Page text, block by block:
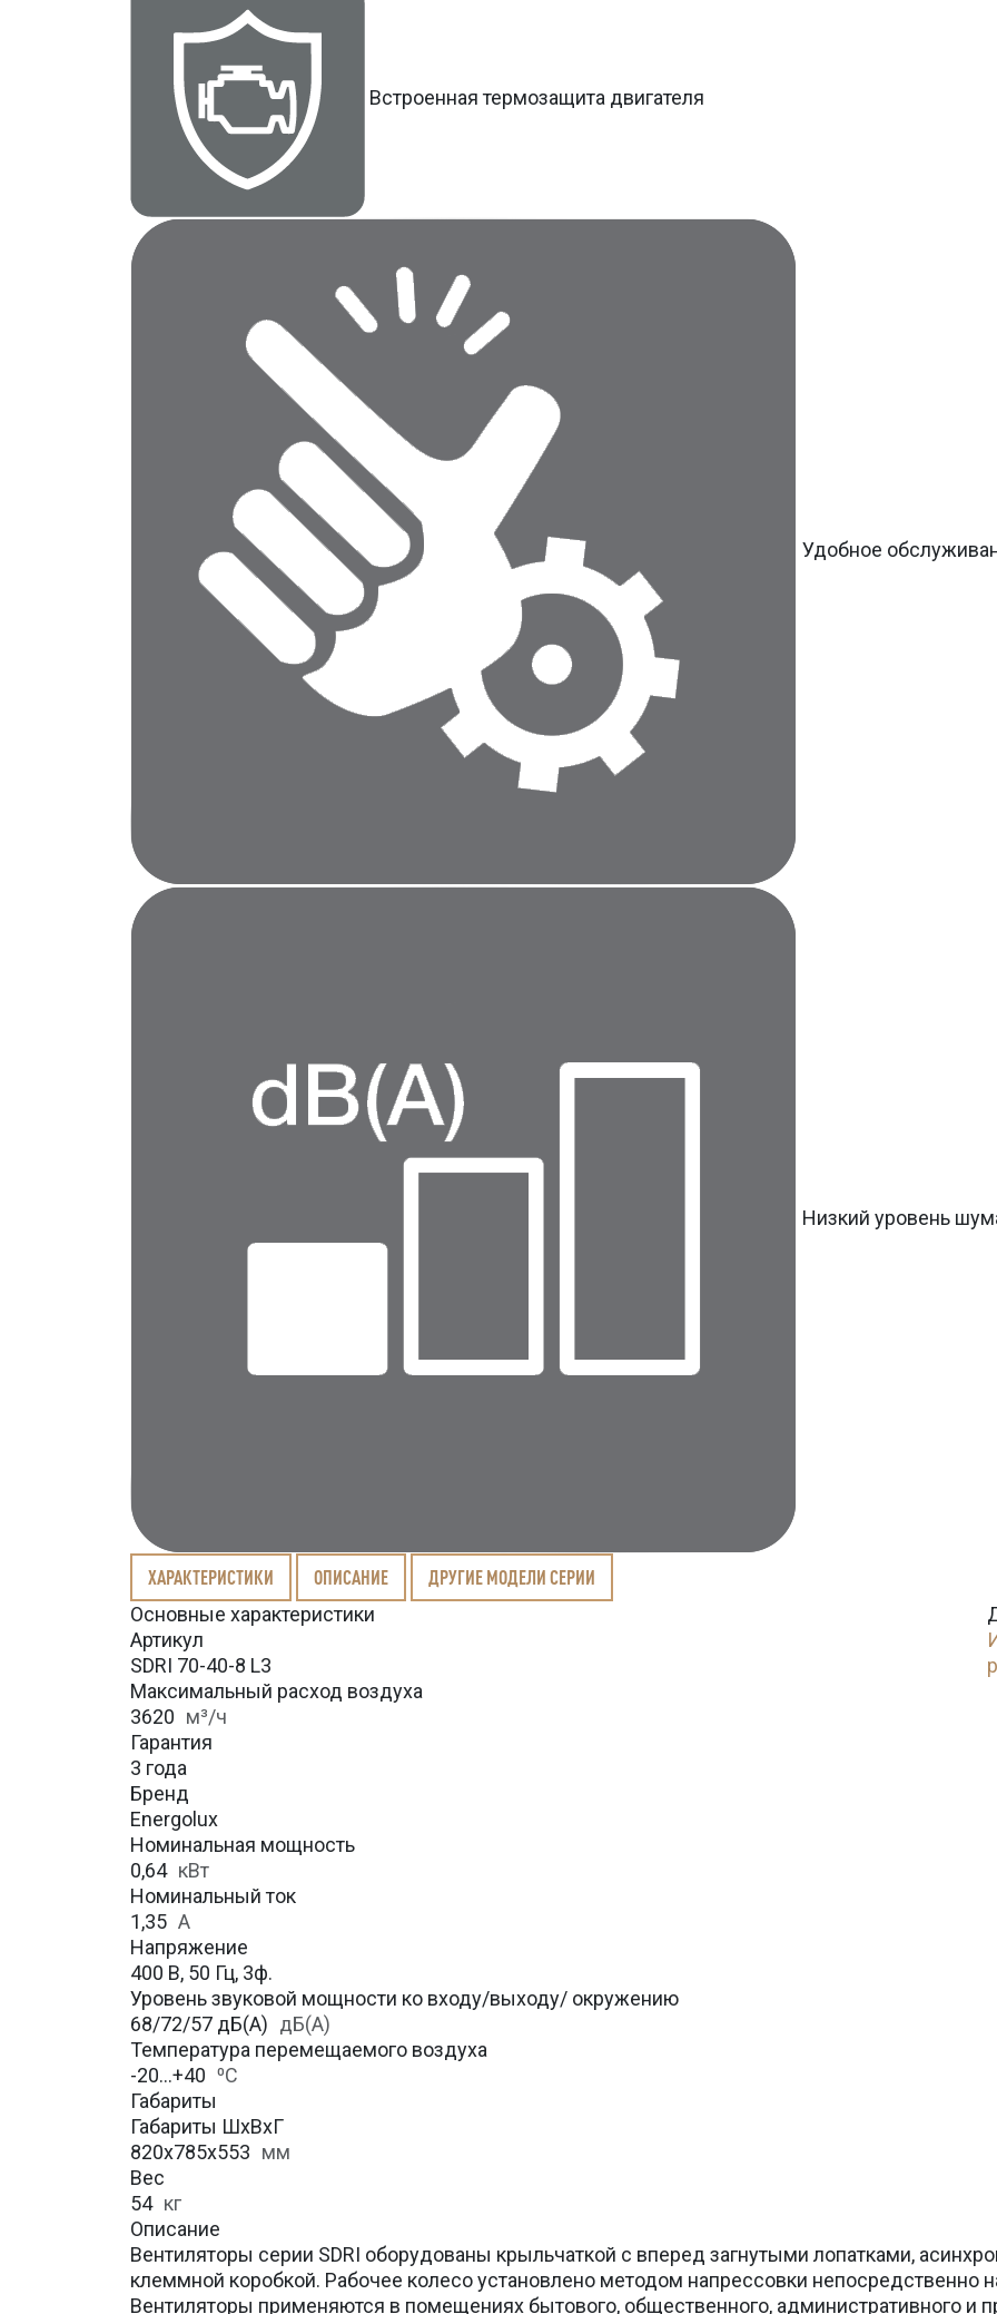
Встроенная термозащита двигателя
Удобное
Низкий уровень
ХАРАКТЕРИСТИКИ ОПИСАНИЕ ДРУГИЕ МОДЕЛИ СЕРИИ
Основные характеристики
Артикул
SDRI 70-40-8 L3
Максимальный расход воздуха
3620 м³/ч
Гарантия
3 года
Бренд
Energolux
Номинальная мощность
0,64 кВт
Номинальный ток
1,35 А
Напряжение
400 В, 50 Гц, 3ф.
Уровень звуковой мощности ко входу/выходу/ окружению
68/72/57 дБ(А) дБ(А)
Температура перемещаемого воздуха
-20…+40 ⁰С
Габариты
Габариты ШхВхГ
820x785x553 мм
Вес
54 кг
Описание
Вентиляторы серии SDRI оборудованы крыльчаткой с вперед загнутыми лопатками,
клеммной коробкой. Рабочее колесо установлено методом напрессовки непосредственно
Вентиляторы применяются в помещениях бытового, общественного, административного и